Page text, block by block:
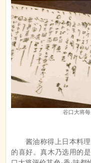
谷口大将
酱油称得上日本料
的喜好。真木乃选用的是